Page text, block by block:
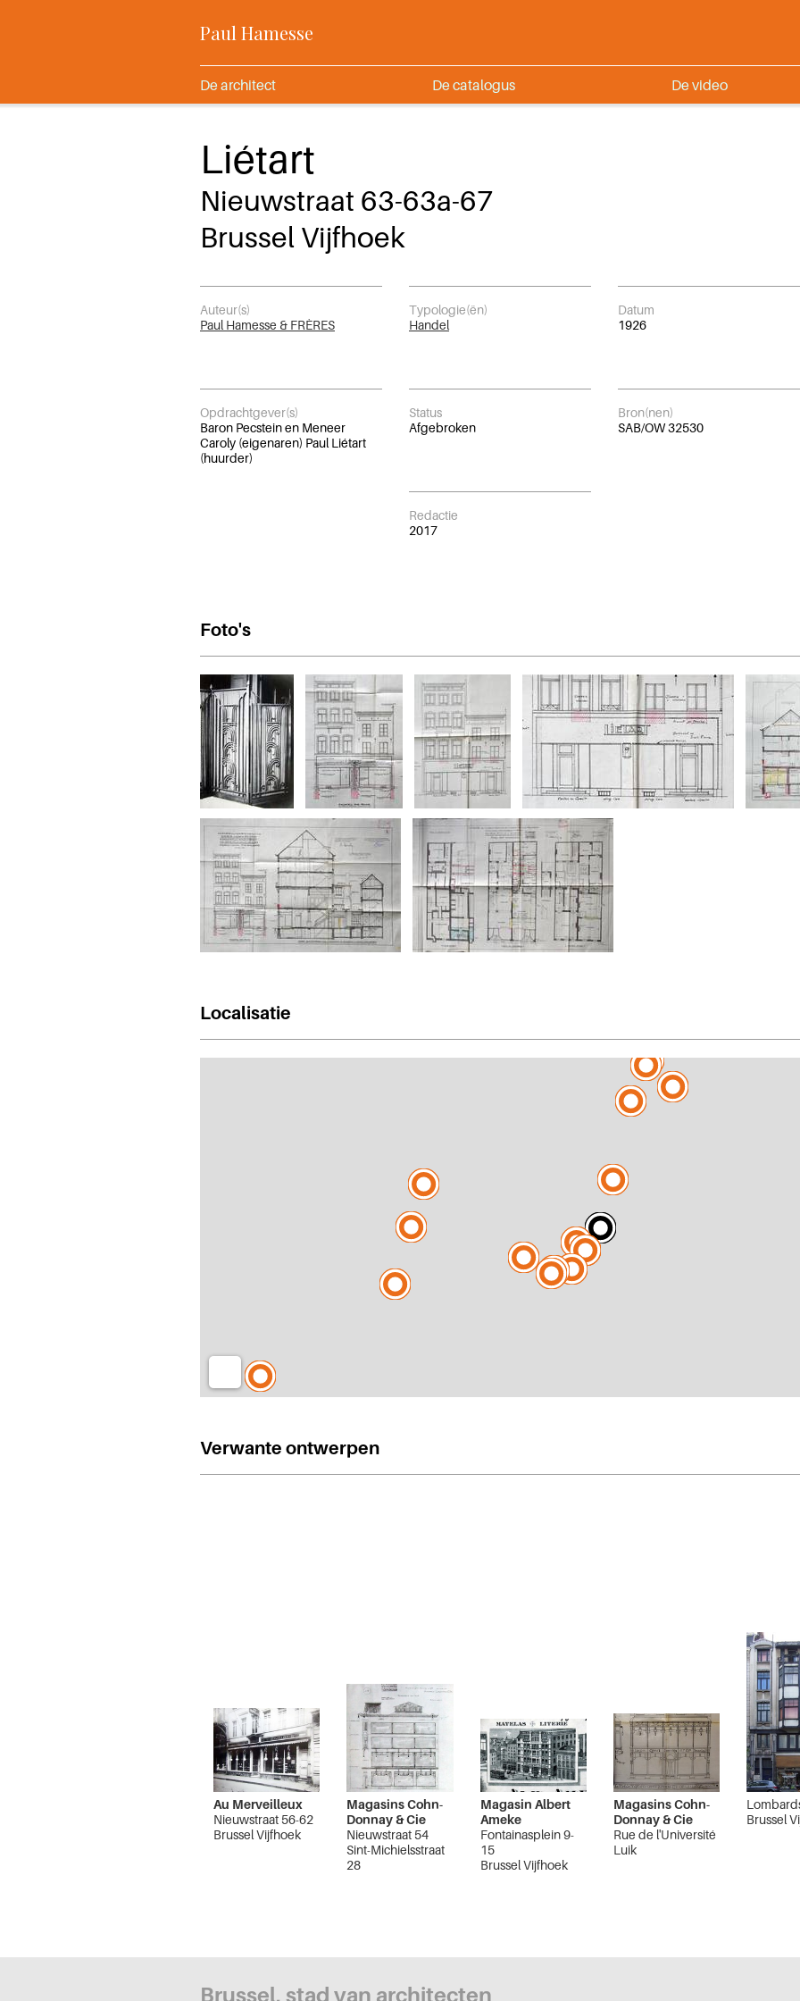
Paul Hamesse
De architect De catalogus De video
Liétart
Nieuwstraat 63-63a-67
Brussel Vijfhoek
Auteur(s)
Paul Hamesse & FRÈRES
Typologie(ën)
Handel
Datum
1926
Opdrachtgever(s)
Baron Pecstein en Meneer
Caroly (eigenaren) Paul Liétart
(huurder)
Status
Afgebroken
Bron(nen)
SAB/OW 32530
Redactie
2017
Foto's
Localisatie
Verwante ontwerpen
Au Merveilleux
Nieuwstraat 56-62
Brussel Vijfhoek
Magasins Cohn-
Donnay & Cie
Nieuwstraat 54
Sint-Michielsstraat
28
Magasin Albert
Ameke
Fontainasplein 9-
15
Brussel Vijfhoek
Magasins Cohn-
Donnay & Cie
Rue de l'Université
Luik
Brussel
Brussel, stad van architecten